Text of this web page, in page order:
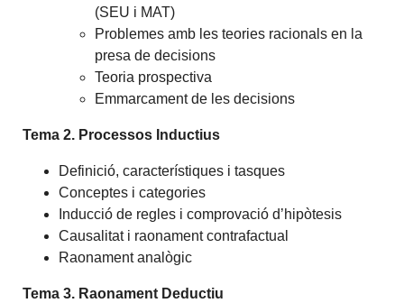
(SEU i MAT)
Problemes amb les teories racionals en la
presa de decisions
Teoria prospectiva
Emmarcament de les decisions
Tema 2. Processos Inductius
Definició, característiques i tasques
Conceptes i categories
Inducció de regles i comprovació d’hipòtesis
Causalitat i raonament contrafactual
Raonament analògic
Tema 3. Raonament Deductiu